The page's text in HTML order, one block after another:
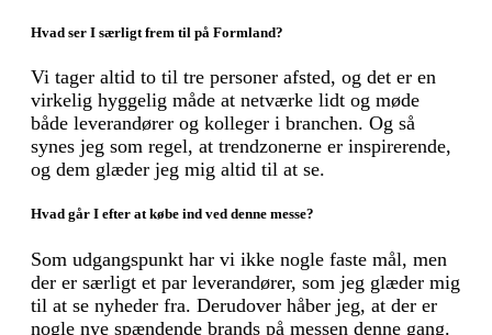
Hvad ser I særligt frem til på Formland?
Vi tager altid to til tre personer afsted, og det er en
virkelig hyggelig måde at netværke lidt og møde
både leverandører og kolleger i branchen. Og så
synes jeg som regel, at trendzonerne er inspirerende,
og dem glæder jeg mig altid til at se.
Hvad går I efter at købe ind ved denne messe?
Som udgangspunkt har vi ikke nogle faste mål, men
der er særligt et par leverandører, som jeg glæder mig
til at se nyheder fra. Derudover håber jeg, at der er
nogle nye spændende brands på messen denne gang.